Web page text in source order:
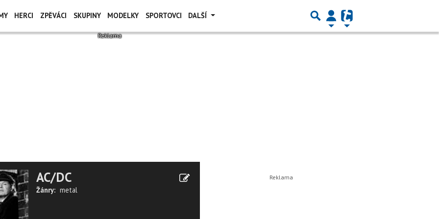
HERCI ZPĚVÁCI SKUPINY MODELKY SPORTOVCI DALŠÍ
AC/DC
Žánry: metal